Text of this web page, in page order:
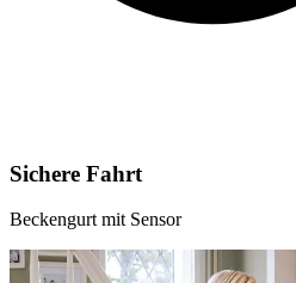
Sichere Fahrt
Beckengurt mit Sensor